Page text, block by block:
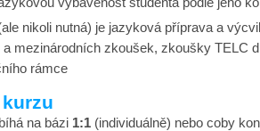
nikoli nutná) je jazyková příprava a
a mezinárodních zkoušek, zkoušky TELC
rámce
na bázi 1:1 (individuálně) nebo coby